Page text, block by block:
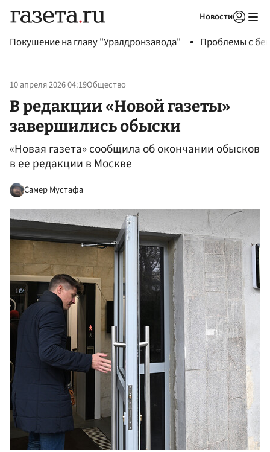
Новости
Покушение на главу "Уралдронзавода" Проблемы с
10 апреля 2026 04:19Общество
В редакции «Новой газеты»
завершились обыски
«Новая газета» сообщила об окончании обысков
в ее редакции в Москве
Самер Мустафа